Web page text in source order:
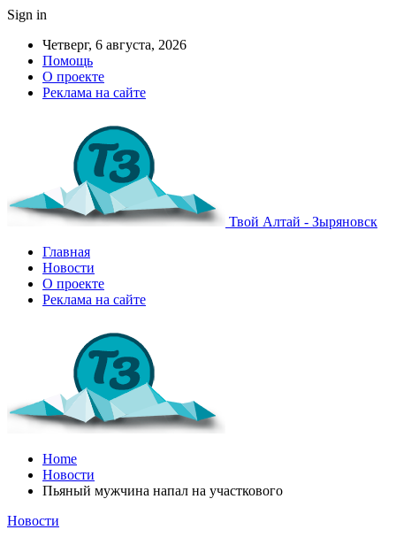
Sign in
Четверг, 6 августа, 2026
Помощь
О проекте
Реклама на сайте
Твой Алтай - Зыряновск
Главная
Новости
О проекте
Реклама на сайте
Home
Новости
Пьяный мужчина напал на участкового
Новости